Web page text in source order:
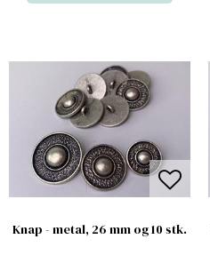
Knap - metal, 26 mm og 10 stk.